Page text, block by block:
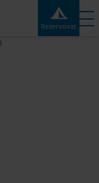
Rezervovat